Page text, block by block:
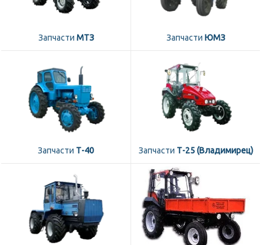
Запчасти МТЗ Запчасти ЮМЗ
Запчасти Т-40 Запчасти Т-25 (Владимирец)